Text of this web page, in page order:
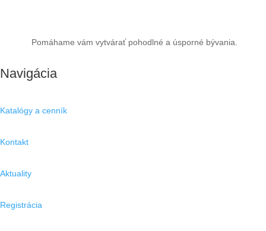
Pomáhame vám vytvárať pohodlné a úsporné bývania.
Navigácia
Katalógy a cenník
Kontakt
Aktuality
Registrácia